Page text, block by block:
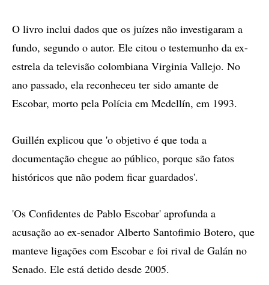
O livro inclui dados que os juízes não investigaram a
fundo, segundo o autor. Ele citou o testemunho da ex-
estrela da televisão colombiana Virginia Vallejo. No
ano passado, ela reconheceu ter sido amante de
Escobar, morto pela Polícia em Medellín, em 1993.
Guillén explicou que 'o objetivo é que toda a
documentação chegue ao público, porque são fatos
históricos que não podem ficar guardados'.
'Os Confidentes de Pablo Escobar' aprofunda a
acusação ao ex-senador Alberto Santofimio Botero, que
manteve ligações com Escobar e foi rival de Galán no
Senado. Ele está detido desde 2005.